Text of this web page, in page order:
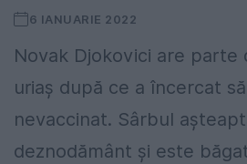
6 IANUARIE 2022
Novak Djokovici are parte
uriaș după ce a încercat
nevaccinat. Sârbul
deznodământ și este